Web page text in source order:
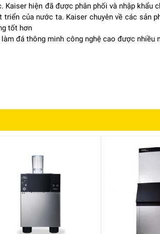
đá này có khả năng tan chậm, giữ lâu độ
các quán phục vụ đồ uống cao cấp.
hiện đã được phân phối và nhập
của nước ta. Kaiser chuyên về các sản
tốt hơn
đá thông minh công nghệ cao được